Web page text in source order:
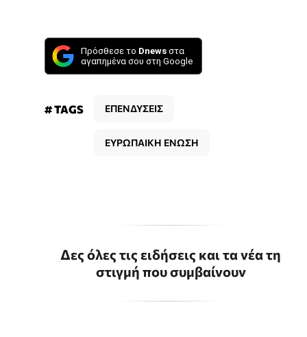
Πρόσθεσε το Dnews στα
αγαπημένα σου στη Google
# TAGS ΕΠΕΝΔΥΣΕΙΣ
ΕΥΡΩΠΑΙΚΗ ΕΝΩΣΗ
Δες όλες τις ειδήσεις και τα νέα τη
στιγμή που συμβαίνουν